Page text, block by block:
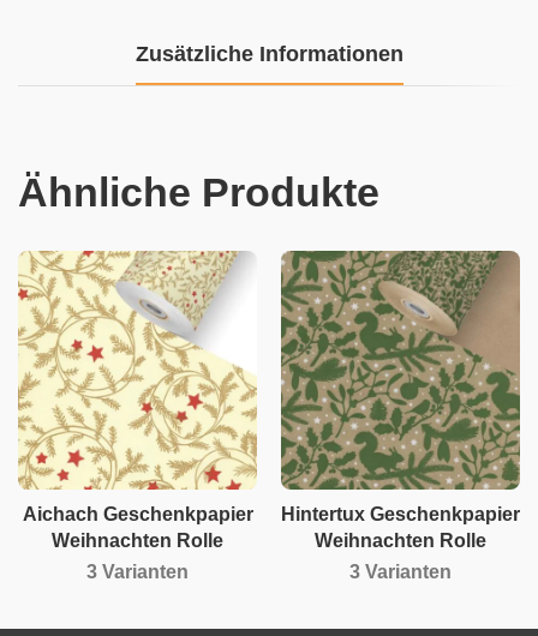
Zusätzliche Informationen
Ähnliche Produkte
Aichach Geschenkpapier
Weihnachten Rolle
3 Varianten
Hintertux Geschenkpapier
Weihnachten Rolle
3 Varianten